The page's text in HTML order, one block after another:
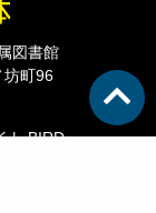
図書館
坊町96
ト BIRD